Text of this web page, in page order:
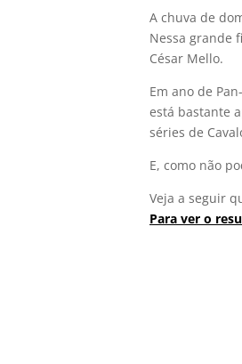
A chuva de
Nessa grande
César Mello.
Em ano de
está bastante
séries de
E, como não
Veja a seguir
Para ver o